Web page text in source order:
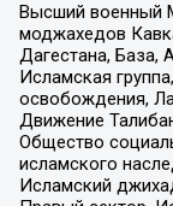
Высший военный
моджахедов
Дагестана, База,
Исламская
освобождения,
Движение
Общество
исламского
Исламский